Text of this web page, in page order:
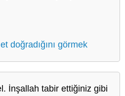
doğradığını görmek
İnşallah tabir ettiğiniz gibi